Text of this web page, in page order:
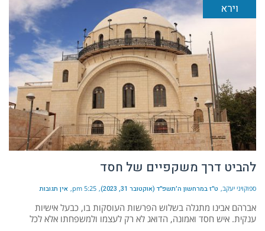
וירא
להביט דרך משקפיים של חסד
ספוקויני יעקב ט״ז במרחשון ה׳תשפ״ד (אוקטובר 31, 2023) 5:25 pm אין תגובות
אברהם אבינו מתגלה בשלוש הפרשות העוסקות בו, כבעל אישיות
ענקית. איש חסד ואמונה, הדואג לא רק לעצמו ולמשפחתו אלא לכל